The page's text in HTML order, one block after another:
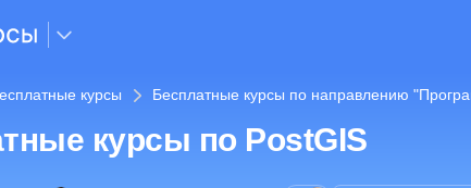
курсы Бесплатные курсы по направлению
курсы по PostGIS